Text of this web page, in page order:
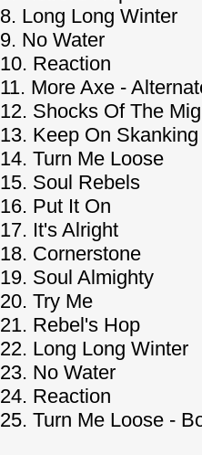
8. Long Long Winter
9. No Water
10. Reaction
11. More Axe -
12. Shocks Of The
13. Keep On Skanking
14. Turn Me Loose
15. Soul Rebels
16. Put It On
17. It's Alright
18. Cornerstone
19. Soul Almighty
20. Try Me
21. Rebel's Hop
22. Long Long Winter
23. No Water
24. Reaction
25. Turn Me Loose -